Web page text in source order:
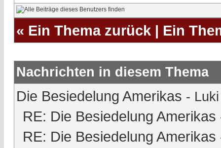
« Ein Thema zurück | Ein
Nachrichten in diesem Thema
Die Besiedelung Amerikas - Luki
RE: Die Besiedelung Amerikas
RE: Die Besiedelung Amerikas